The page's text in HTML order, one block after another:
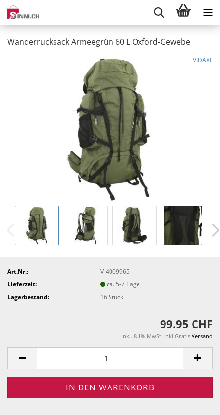
Wanderrucksack Armeegrün 60 L Oxford-Gewebe
VIDAXL
Art.Nr.:
V-4009965
Lieferzeit:
ca. 5-7 Tage
Lagerbestand:
16Stück
99.95 CHF
inkl. 8.1% MwSt. inkl.Gratis Versand